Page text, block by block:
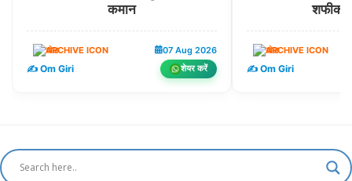
कमान
खेल 07 Aug 2026
✍️ Om Giri शेयर करें
शफीक
खेल
✍️ Om Giri